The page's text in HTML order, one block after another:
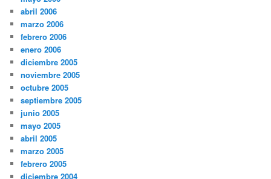
abril 2006
marzo 2006
febrero 2006
enero 2006
diciembre 2005
noviembre 2005
octubre 2005
septiembre 2005
junio 2005
mayo 2005
abril 2005
marzo 2005
febrero 2005
diciembre 2004